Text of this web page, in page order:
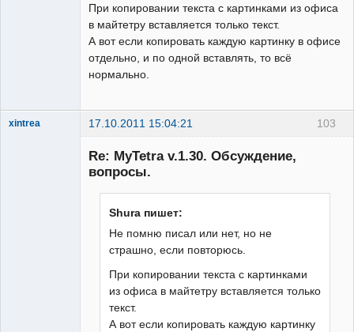
При копировании текста с картинками из офиса
в майтетру вставляется только текст.
А вот если копировать каждую картинку в офисе
отдельно, и по одной вставлять, то всё
нормально.
103
xintrea 17.10.2011 15:04:21
Re: MyTetra v.1.30. Обсуждение,
вопросы.
Shura пишет:
Не помню писал или нет, но не
страшно, если повторюсь.
При копировании текста с картинками
из офиса в майтетру вставляется только
текст.
А вот если копировать каждую картинку